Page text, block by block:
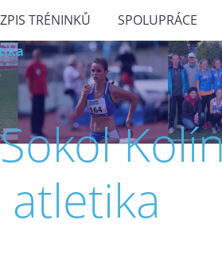
TRÉNINKŮ SPOLUPRÁCE
Sokol
atletika